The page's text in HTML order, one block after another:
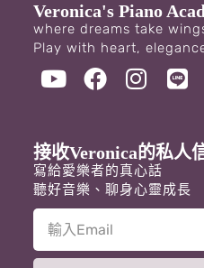
Veronica's Piano
where dreams take
Play with heart,
接收Veronica的私人
寫給愛樂者的真心話
聽好音樂、聊身心靈成長